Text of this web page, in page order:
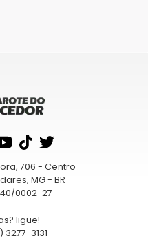
produto
706 - Centro
MG - BR
0002-27
ligue!
3277-3131